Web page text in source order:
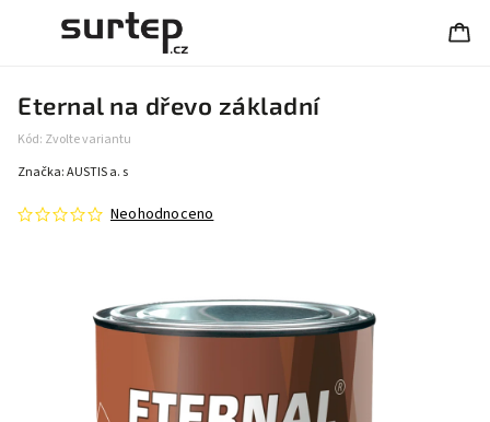
Eternal na dřevo základní
Kód: Zvolte variantu
Neohodnoceno
Značka:AUSTIS a. s